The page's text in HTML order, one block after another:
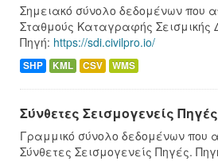
Σημειακό σύνολο δεδομένων που
Σταθμούς Καταγραφής Σεισμικής
Πηγή: https://sdi.civilpro.io/
SHP KML CSV WMS
Σύνθετες Σεισμογενείς
Γραμμικό σύνολο δεδομένων που
Σύνθετες Σεισμογενείς Πηγές.